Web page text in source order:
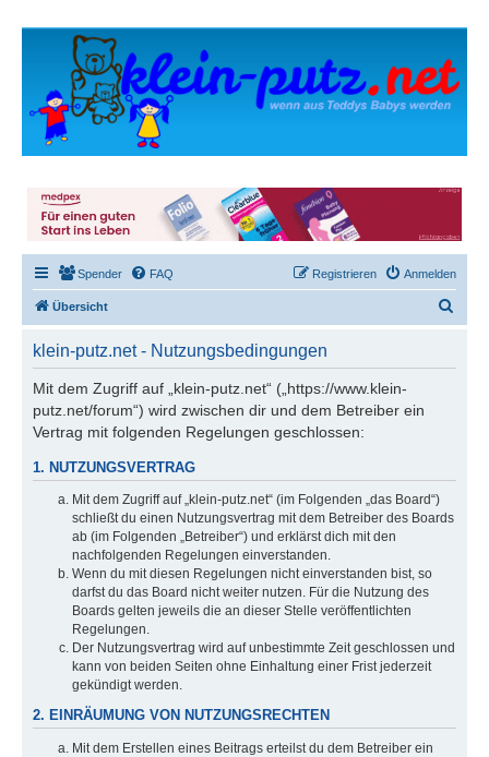
Spender FAQ Anmelden
Registrieren
Übersicht
klein-putz.net - Nutzungsbedingungen
Mit dem Zugriff auf „klein-putz.net“ („https://www.klein-
putz.net/forum“) wird zwischen dir und dem Betreiber ein
Vertrag mit folgenden Regelungen geschlossen:
1. NUTZUNGSVERTRAG
Mit dem Zugriff auf „klein-putz.net“ (im Folgenden „das Board“)
schließt du einen Nutzungsvertrag mit dem Betreiber des Boards
ab (im Folgenden „Betreiber“) und erklärst dich mit den
nachfolgenden Regelungen einverstanden.
Wenn du mit diesen Regelungen nicht einverstanden bist, so
darfst du das Board nicht weiter nutzen. Für die Nutzung des
Boards gelten jeweils die an dieser Stelle veröffentlichten
Regelungen.
Der Nutzungsvertrag wird auf unbestimmte Zeit geschlossen und
kann von beiden Seiten ohne Einhaltung einer Frist jederzeit
gekündigt werden.
2. EINRÄUMUNG VON NUTZUNGSRECHTEN
Mit dem Erstellen eines Beitrags erteilst du dem Betreiber ein